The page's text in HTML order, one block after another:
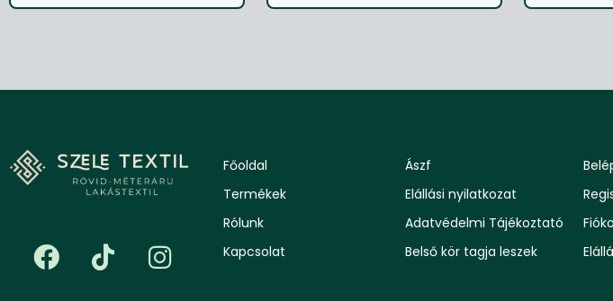
Főoldal
Termékek
Rólunk
Kapcsolat
Ászf
Elállási nyilatkozat
Adatvédelmi Tájékoztató
Belső kör tagja leszek